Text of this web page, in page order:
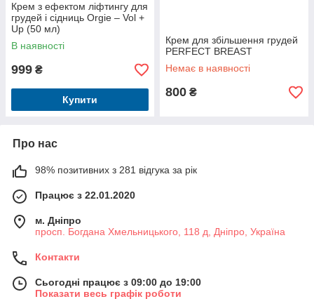
Крем з ефектом ліфтингу для
грудей і сідниць Orgie – Vol +
Up (50 мл)
В наявності
999 ₴
Купити
Крем для збільшення грудей
PERFECT BREAST
Немає в наявності
800 ₴
Про нас
98% позитивних з 281 відгука за рік
Працює з 22.01.2020
м. Дніпро
просп. Богдана Хмельницького, 118 д, Дніпро, Україна
Контакти
Сьогодні працює з 09:00 до 19:00
Показати весь графік роботи